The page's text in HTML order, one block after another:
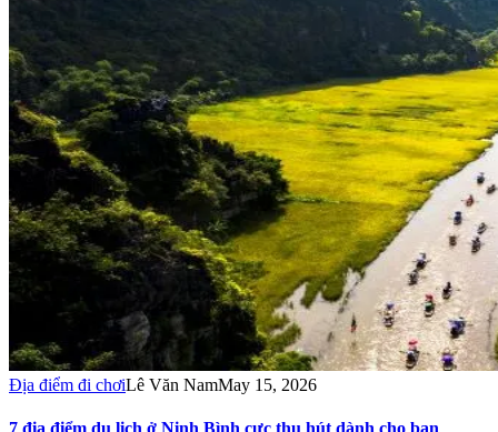
Địa điểm đi chơiLê Văn NamMay 15, 2026
7 địa điểm du lịch ở Ninh Bình cực thu hút dành cho bạn